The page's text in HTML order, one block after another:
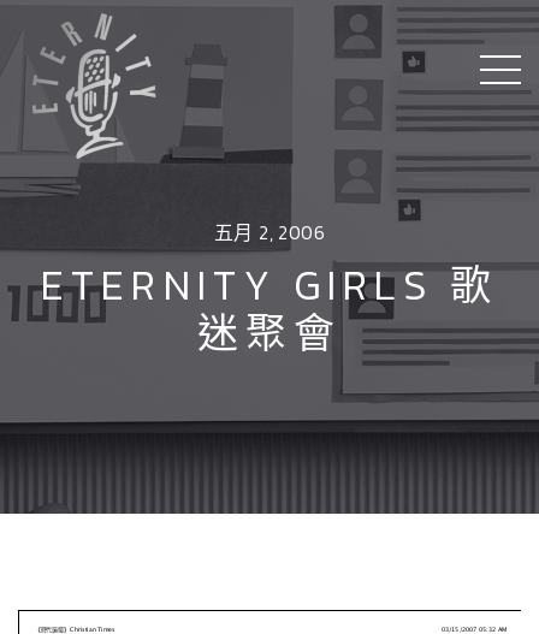
五月 2, 2006
ETERNITY GIRLS 歌
迷聚會